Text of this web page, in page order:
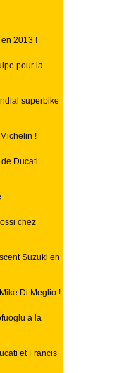
2013 !
pour la
superbike
!
Ducati
chez
Suzuki en
Di Meglio !
à la
et Francis